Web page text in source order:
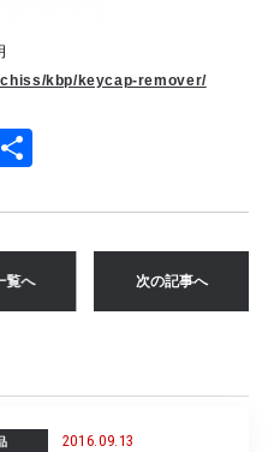
kbp/keycap-remover/
覧へ 次の記事へ
2016.09.13